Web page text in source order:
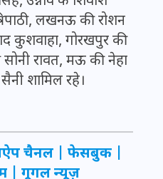
लखनऊ की रोशन
कुशवाहा, गोरखपुर की
रावत, मऊ की नेहा
शामिल रहे।
चैनल फेसबुक
गूगल न्यूज़